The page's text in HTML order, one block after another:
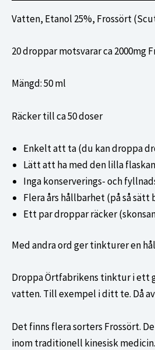
Vatten, Etanol 25%, Frossört
20 droppar motsvarar ca 2000mg
Mängd: 50 ml
Räcker till ca 50 doser
Enkelt att ta (du kan droppa
Lätt att ha med den lilla
Inga konserverings- och
Flera års hållbarhet (på så sätt
Ett par droppar räcker
Med andra ord ger tinkturer en
Droppa Örtfabrikens tinktur i ett
vatten. Till exempel i ditt te. Då
Det finns flera sorters Frossört.
inom traditionell kinesisk medicin.